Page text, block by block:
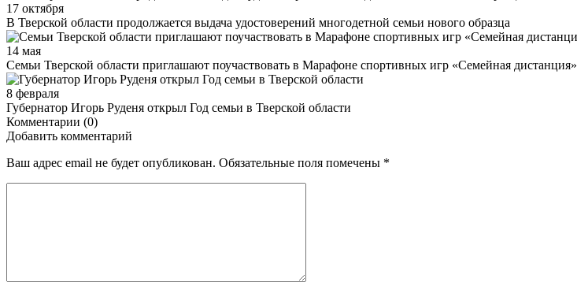
17 октября
В Тверской области продолжается выдача удостоверений многодетной семьи нового образца
14 мая
Семьи Тверской области приглашают поучаствовать в Марафоне спортивных игр «Семейная дистанция»
8 февраля
Губернатор Игорь Руденя открыл Год семьи в Тверской области
Комментарии (0)
Добавить комментарий
Ваш адрес email не будет опубликован. Обязательные поля помечены *